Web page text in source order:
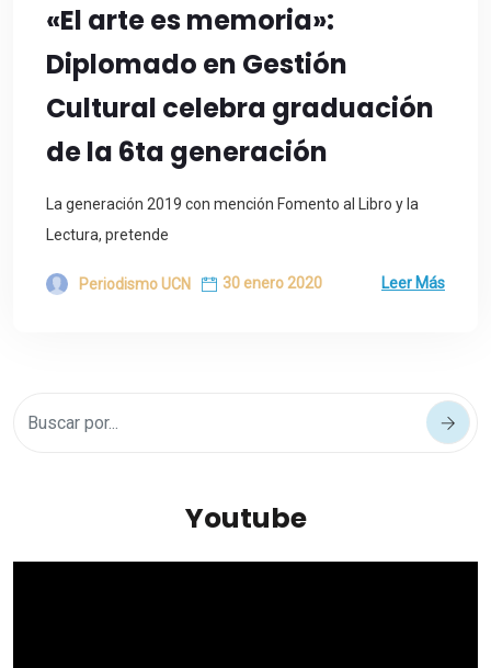
«El arte es memoria»:
Diplomado en Gestión
Cultural celebra graduación
de la 6ta generación
La generación 2019 con mención Fomento al Libro y la
Lectura, pretende
Periodismo UCN 30 enero 2020 Leer Más
Youtube